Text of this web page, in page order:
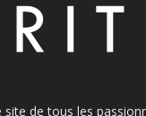
de tous les